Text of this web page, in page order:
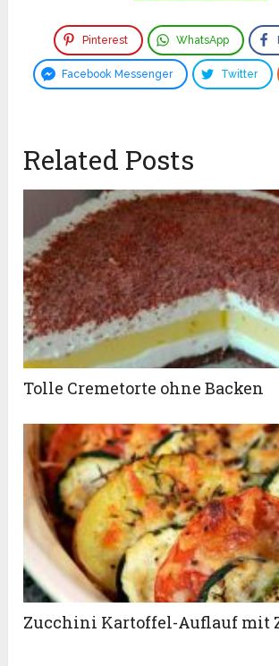
Pinterest WhatsApp
Facebook Messenger Twitter
Related Posts
Tolle Cremetorte ohne Backen
Zucchini Kartoffel-Auflauf mit